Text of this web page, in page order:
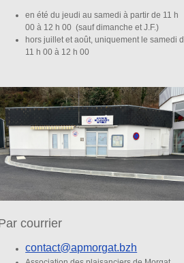
en été du jeudi au samedi à partir de 11 h
00 à 12 h 00 (sauf dimanche et J.F.)
hors juillet et août, uniquement le samedi
11 h 00 à 12 h 00
courrier
contact@apmorgat.bzh